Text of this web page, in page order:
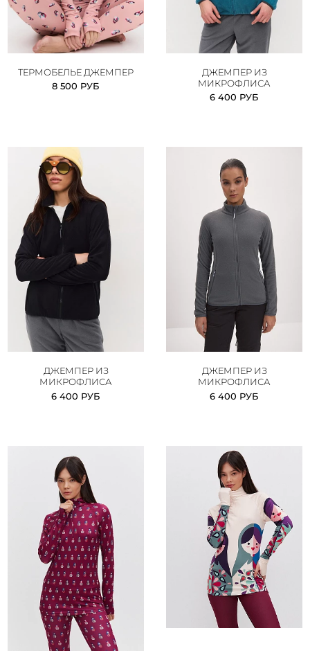
ТЕРМОБЕЛЬЕ ДЖЕМПЕР
8 500 РУБ
ДЖЕМПЕР ИЗ
МИКРОФЛИСА
6 400 РУБ
ДЖЕМПЕР ИЗ
МИКРОФЛИСА
6 400 РУБ
ДЖЕМПЕР ИЗ
МИКРОФЛИСА
6 400 РУБ